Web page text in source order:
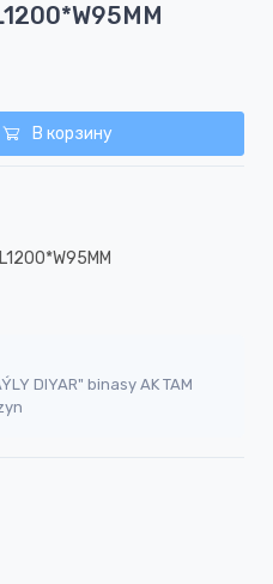
В корзину
DIYAR" binasy AK TAM